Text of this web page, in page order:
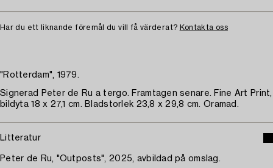
Har du ett liknande föremål du vill få värderat? Kontakta oss
"Rotterdam", 1979.
Signerad Peter de Ru a tergo. Framtagen senare. Fine Art Print,
bildyta 18 x 27,1 cm. Bladstorlek 23,8 x 29,8 cm. Oramad.
Litteratur
Peter de Ru, "Outposts", 2025, avbildad på omslag.